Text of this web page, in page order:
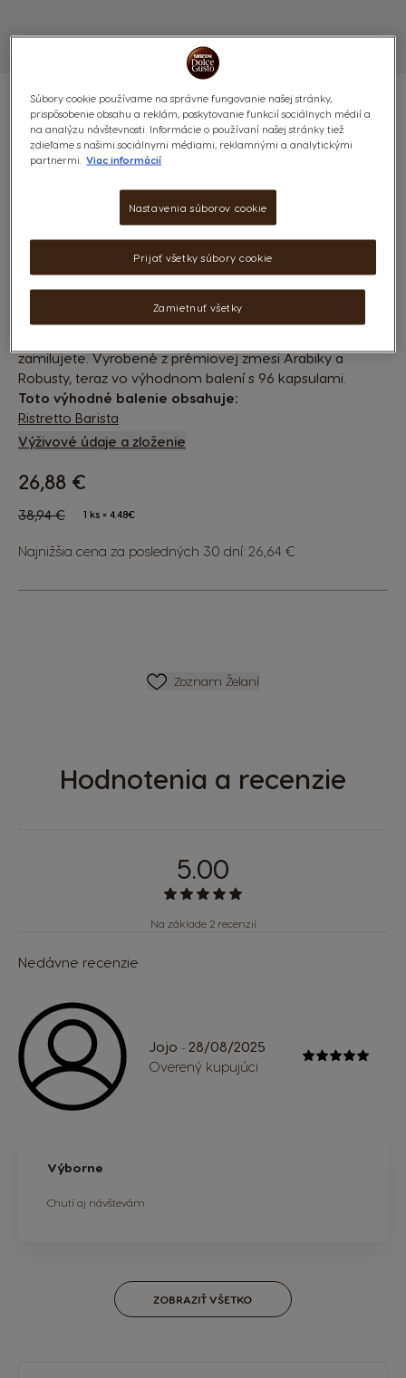
BARISTA - 96 KAPSÚL
POČET KAPSÚL:x96
Ikona kapsuly
nášho baristu. Tmavé praženie tohto veľmi krátkeho
zamilujete. Vyrobené z prémiovej zmesi Arabiky a
Robusty, teraz vo výhodnom balení s 96 kapsulami.
Toto výhodné balenie obsahuje:
Ristretto Barista
Výživové údaje a zloženie
The price depends on the chosen options
Regular Price
38,94 €
26,88 €
1 ks = 4.48€
Najnižšia cena za posledných 30 dní: 26,64 €
ZOZNAM PRIANÍ
Zoznam Želaní
Hodnotenia a recenzie
5.00
Na základe 2 recenzií
Nedávne recenzie
Jojo - 28/08/2025
Overený kupujúci
Výborne
Chutí aj návštevám
ZOBRAZIŤ VŠETKO
Súbory cookie používame na správne fungovanie našej stránky,
prispôsobenie obsahu a reklám, poskytovanie funkcií sociálnych médií a
na analýzu návštevnosti. Informácie o používaní našej stránky tiež
zdieľame s našimi sociálnymi médiami, reklamnými a analytickými
partnermi.
Viac informácií
Nastavenia súborov cookie
Zamietnuť všetky
Prijať všetky súbory cookie